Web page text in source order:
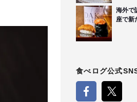
海外で
座で新
食べログ公式